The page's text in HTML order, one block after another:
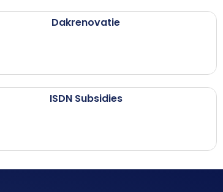
Dakrenovatie
ISDN Subsidies